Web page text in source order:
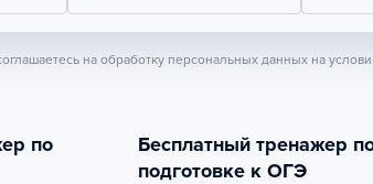
на обработку персональных данных на
по
Бесплатный тренажер
подготовке к ОГЭ